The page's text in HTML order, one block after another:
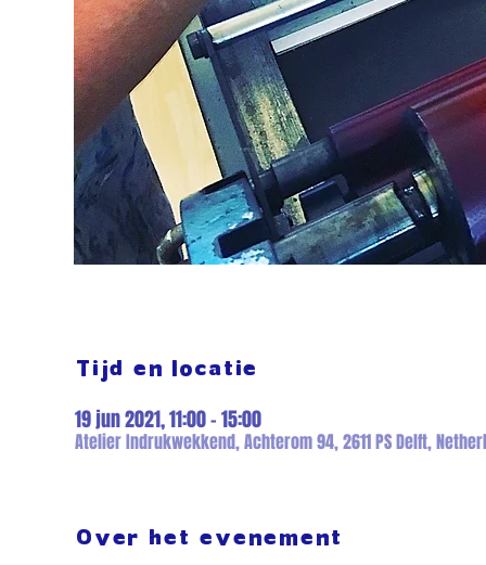
Tijd en locatie
19 jun 2021, 11:00 – 15:00
Atelier Indrukwekkend, Achterom 94, 2611 PS Delft,
Over het evenement